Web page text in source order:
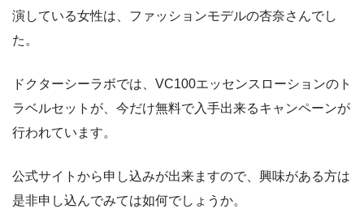
演している女性は、ファッションモデルの杏奈さんでし
た。
ドクターシーラボでは、VC100エッセンスローションのト
ラベルセットが、今だけ無料で入手出来るキャンペーンが
行われています。
公式サイトから申し込みが出来ますので、興味がある方は
是非申し込んでみては如何でしょうか。